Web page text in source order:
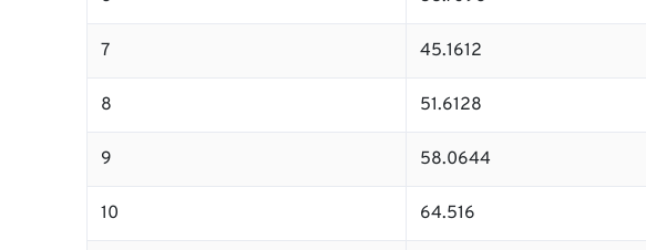
7 45.1612
8 51.6128
9 58.0644
10 64.516